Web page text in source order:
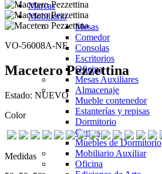
Marcas
Mobiliario
Mesas
Comedor
Consolas
Escritorios
Oficina
Mesas Auxiliares
Almacenaje
Mueble contenedor
Estanterías y repisas
Dormitorio
Camas
Muebles de Dormitorio
Mobiliario Auxiliar
Oficina
VO-56008A-NE
Macetero Pezzettina
Estado: NUEVO
Color
Medidas